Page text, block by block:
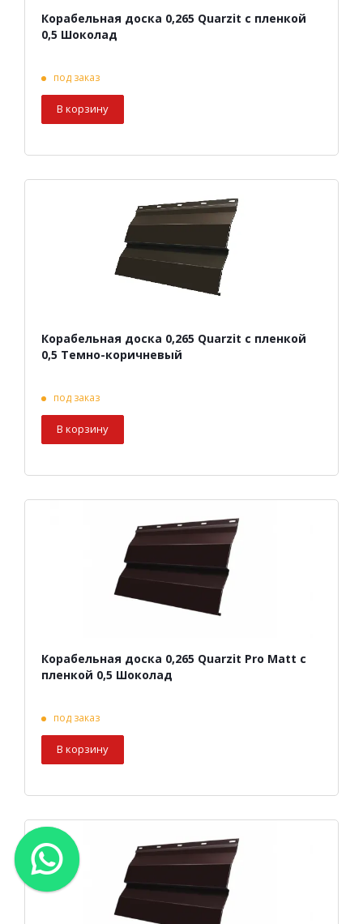
Корабельная доска 0,265 Quarzit с пленкой
0,5 Шоколад
под заказ
В корзину
Корабельная доска 0,265 Quarzit с пленкой
0,5 Темно-коричневый
под заказ
В корзину
Корабельная доска 0,265 Quarzit Pro Matt с
пленкой 0,5 Шоколад
под заказ
В корзину